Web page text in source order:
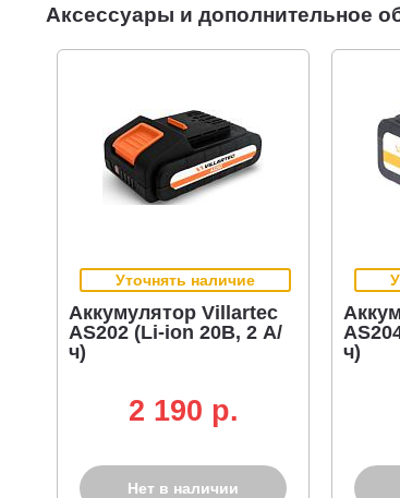
Аксессуары и дополнительное
Уточнять наличие
Аккумулятор Villartec
AS202 (Li-ion 20В, 2 А/
ч)
2 190 p.
Нет в наличии
ч)